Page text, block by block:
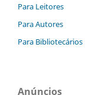
Para Leitores
Para Autores
Para Bibliotecários
Anúncios